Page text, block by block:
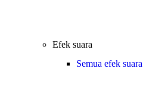
Efek suara
Semua efek suara